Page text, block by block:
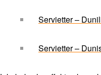
Servietter –
Servietter –